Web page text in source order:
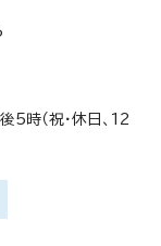
時（祝・休日、12